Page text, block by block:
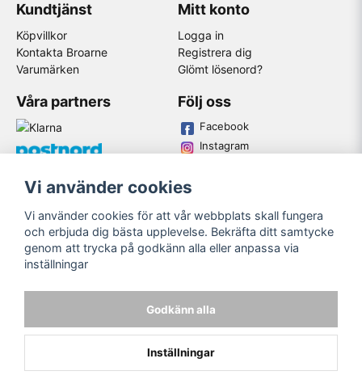
Kundtjänst
Köpvillkor
Kontakta Broarne
Varumärken
Mitt konto
Logga in
Registrera dig
Glömt lösenord?
Våra partners Följ oss
Facebook
Instagram
© Copyright
Vi använder cookies
Vi använder cookies för att vår webbplats skall fungera
och erbjuda dig bästa upplevelse. Bekräfta ditt samtycke
genom att trycka på godkänn alla eller anpassa via
inställningar
Godkänn alla
Inställningar